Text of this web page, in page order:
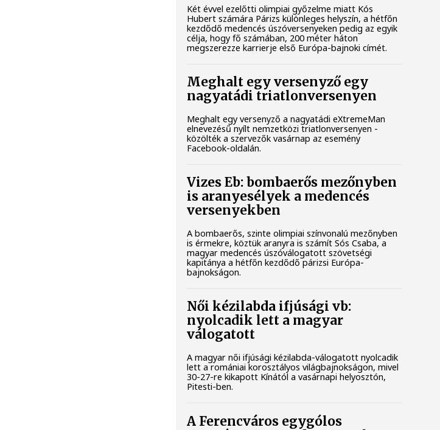
Két évvel ezelőtti olimpiai győzelme miatt Kós
Hubert számára Párizs különleges helyszín, a hétfőn
kezdődő medencés úszóversenyeken pedig az egyik
célja, hogy fő számában, 200 méter háton
megszerezze karrierje első Európa-bajnoki címét.
Meghalt egy versenyző egy
nagyatádi triatlonversenyen
Meghalt egy versenyző a nagyatádi eXtremeMan
elnevezésű nyílt nemzetközi triatlonversenyen -
közölték a szervezők vasárnap az esemény
Facebook-oldalán.
Vizes Eb: bombaerős mezőnyben
is aranyesélyek a medencés
versenyekben
A bombaerős, szinte olimpiai színvonalú mezőnyben
is érmekre, köztük aranyra is számít Sós Csaba, a
magyar medencés úszóválogatott szövetségi
kapitánya a hétfőn kezdődő párizsi Európa-
bajnokságon.
Női kézilabda ifjúsági vb:
nyolcadik lett a magyar
válogatott
A magyar női ifjúsági kézilabda-válogatott nyolcadik
lett a romániai korosztályos világbajnokságon, mivel
30-27-re kikapott Kínától a vasárnapi helyosztón,
Pitesti-ben.
A Ferencváros egygólos